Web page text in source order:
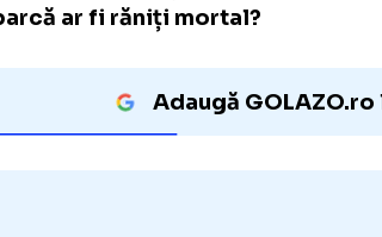
De ce simt nevoia fotbaliștii
cad la cea mai ușoară
parcă ar fi răniți mortal?